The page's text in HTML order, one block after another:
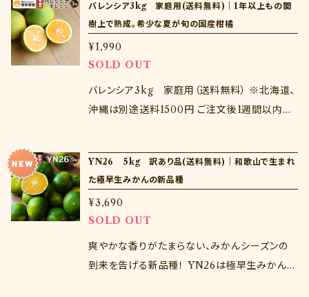
バレンシア3kg 家庭用(送料無料)｜1年以上もの間
樹上で熟成。希少な夏が旬の国産柑橘
¥1,990
SOLD OUT
バレンシア3kg 家庭用（送料無料） ※北海道、
沖縄は別途送料1500円 ご注文後1週間以内に
市下津町から産地直送でお届けします 家庭用
のため多少の風傷があるものもありますのであ
らかじめご了承ください
YN26 5kg 訳あり品(送料無料)｜和歌山で生まれ
た極早生みかんの新品種
¥3,690
SOLD OUT
爽やかな香りがたまらない、みかんシーズンの
到来を告げる新品種！ YN26は極早生みかんの